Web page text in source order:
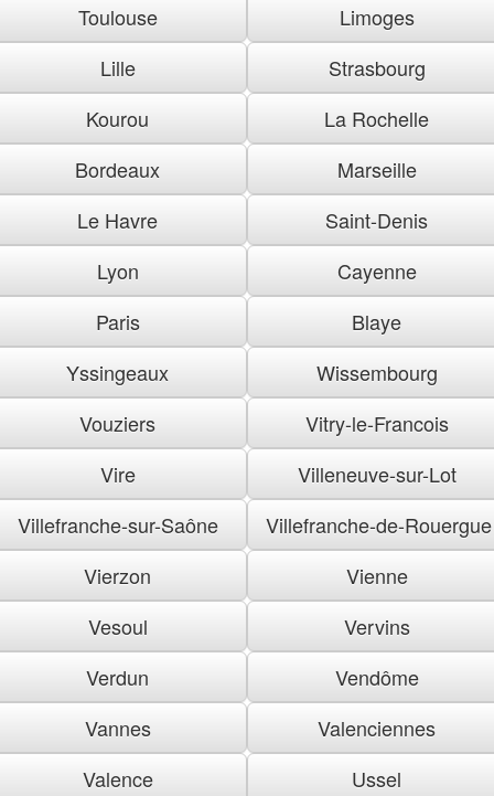
Toulouse
Limoges
Lille
Strasbourg
Kourou
La Rochelle
Bordeaux
Marseille
Le Havre
Saint-Denis
Lyon
Cayenne
Paris
Blaye
Yssingeaux
Wissembourg
Vouziers
Vitry-le-Francois
Vire
Villeneuve-sur-Lot
Villefranche-sur-Saône
Villefranche-de-Rouergue
Vierzon
Vienne
Vesoul
Vervins
Verdun
Vendôme
Vannes
Valenciennes
Valence
Ussel